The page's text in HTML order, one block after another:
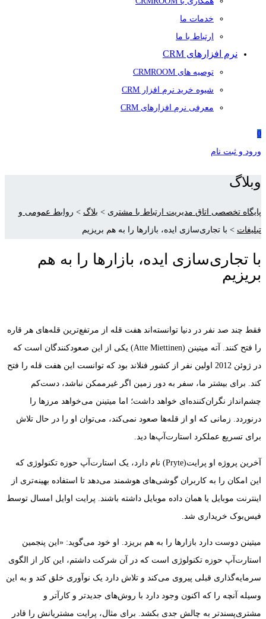
خدمات ما
ارتباط با ما
نرم افزارهای CRM
توصیه های CRMROOM
شیوه خرید نرم افزار CRM
معرفی نرم افزارهای CRM
0
ورود و ثبت نام
وبلاگ
پایگاه تخصصی اتاق مدیریت ارتباط با مشتری > بلاگ > روابط عمومی و
تبلیغات > با تجاری‌سازی ایده، بازارها را به هم بریزیم
با تجاری‌سازی ایده، بازارها را به هم
بریزیم
فقط چند صد نفر در دنیا توانسته‌اند هفت قله از مرتفع‌ترین قله‌های هر قاره
را فتح کنند. آته میتینن (Atte Miettinen) یکی از این صعود‌کنندگان است که
در ژوئن 2012 اولین نفر از کشور فنلاند بود که توانست این هفت قله را فتح
کند. برای بیشتر ما، سفر به دور زمین اگر غیرممکن نباشد، دست‌کم
چشم‌انداز نگران‌کننده‌ای خواهد داشت؛ اما میتینن می‌خواهد مرز‌ها را
درنوردد. زمانی ‌که او از قله‌ها صعود نمی‌کند، می‌توان او را در حال تلاش
برای تسریع عملکرد استارت‌آپ‌ها دید.
آخرین پروژه او پرایت(Pryte) نام دارد، یک استارت‌آپ حوزه تکنولوژی که
این امکان را به کاربران گوشی‌های هوشمند می‌دهد تا استفاده بهینه‌تری از
اینترنت موبایل یا همان داده موبایل داشته باشند. پرایت اوایل امسال توسط
فیس‌بوک خریداری شد.
میتینن دوست دارد بازارها را به هم بریزد. او خود می‌گوید: «این پنجمین
استارت‌آپ حوزه تکنولوژی است که در آن شرکت داشتم، این کار از الگوی
سرمایه‌گذاری قبلی پیروی می‌کند و تلاش دارد یک نوآوری خلق کند و به این
وسیله آنچه را که اکنون وجود دارد با روش‌های جدیدتر و کارآتر و
مشتری‌پسندتر به چالش جدی بکشد. برای مثال، پرایت مشتریانش را قادر